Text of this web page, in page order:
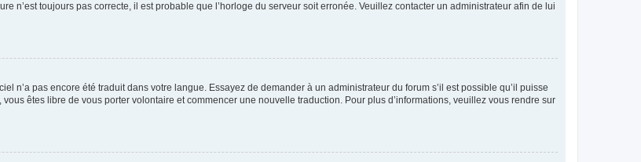
n’est toujours pas correcte, il est probable que l’horloge du serveur soit erronée. Veuillez contacter un administrateur afin de lui
n’a pas encore été traduit dans votre langue. Essayez de demander à un administrateur du forum s’il est possible qu’il puisse
êtes libre de vous porter volontaire et commencer une nouvelle traduction. Pour plus d’informations, veuillez vous rendre sur